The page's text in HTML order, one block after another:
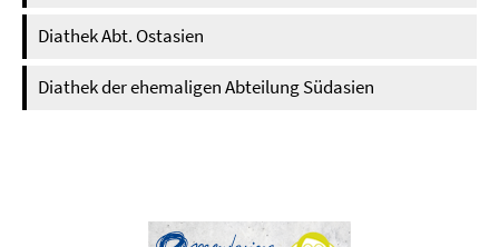
Diathek Abt. Ostasien
Diathek der ehemaligen Abteilung Südasien